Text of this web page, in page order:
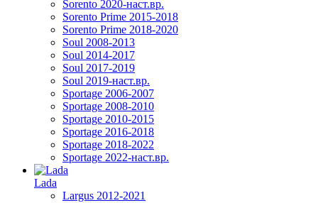
Sorento 2020-наст.вр.
Sorento Prime 2015-2018
Sorento Prime 2018-2020
Soul 2008-2013
Soul 2014-2017
Soul 2017-2019
Soul 2019-наст.вр.
Sportage 2006-2007
Sportage 2008-2010
Sportage 2010-2015
Sportage 2016-2018
Sportage 2018-2022
Sportage 2022-наст.вр.
Lada
Largus 2012-2021